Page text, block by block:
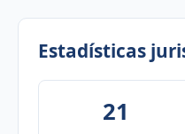
Estadísticas
21